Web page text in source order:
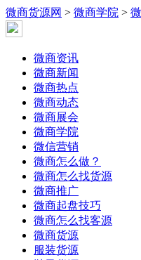
微商货源网 > 微商学院 >
微商资讯
微商新闻
微商热点
微商动态
微商展会
微商学院
微信营销
微商怎么做？
微商怎么找货源
微商推广
微商起盘技巧
微商怎么找客源
微商货源
服装货源